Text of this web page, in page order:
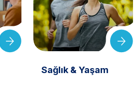
Sağlık & Yaşam